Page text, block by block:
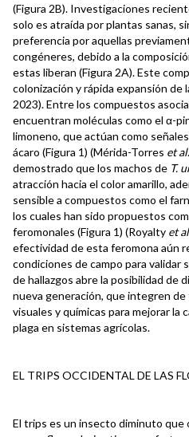
(Figura 2B). Investigaciones
solo es atraída por plantas sanas,
preferencia por aquellas
congéneres, debido a la
estas liberan (Figura 2A). Este
colonización y rápida expansión de
2023). Entre los compuestos
encuentran moléculas como el α-
limoneno, que actúan como
ácaro (Figura 1) (Mérida-Torres et al
demostrado que los machos de T.
atracción hacia el color amarillo,
sensible a compuestos como el
los cuales han sido propuestos
feromonales (Figura 1) (Royalty et al
efectividad de esta feromona aún
condiciones de campo para validar
de hallazgos abre la posibilidad de
nueva generación, que integren de
visuales y químicas para mejorar la
plaga en sistemas agrícolas.
EL TRIPS OCCIDENTAL DE LAS
El trips es un insecto diminuto que